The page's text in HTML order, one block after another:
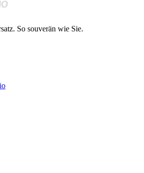
So souverän wie Sie.